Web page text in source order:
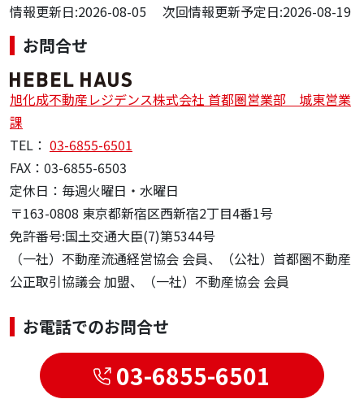
情報更新日:2026-08-05 次回情報更新予定日:2026-08-19
お問合せ
旭化成不動産レジデンス株式会社 首都圏営業部 城東営業
課
TEL： 03-6855-6501
FAX：03-6855-6503
定休日：毎週火曜日・水曜日
〒163-0808 東京都新宿区西新宿2丁目4番1号
免許番号:国土交通大臣(7)第5344号
（一社）不動産流通経営協会 会員、（公社）首都圏不動産
公正取引協議会 加盟、（一社）不動産協会 会員
お電話でのお問合せ
03-6855-6501